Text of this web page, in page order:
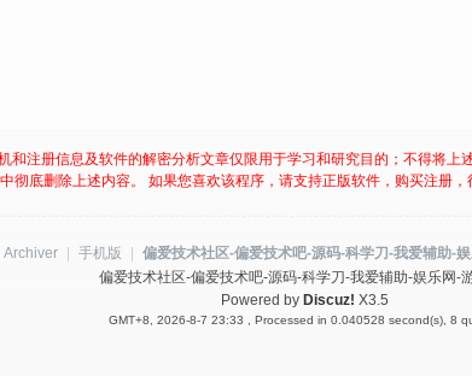
注册信息及软件的解密分析文章仅限用于学习和研究目的；不得将
底删除上述内容。 如果您喜欢该程序，请支持正版软件，购买注册
Archiver 手机版
偏爱技术社区-偏爱技术吧-源码-科学刀-我爱辅助-
偏爱技术社区-偏爱技术吧-源码-科学刀-我爱辅助-娱乐网-
Powered by Discuz! X3.5
GMT+8, 2026-8-7 23:33 , Processed in 0.040528 second(s), 8